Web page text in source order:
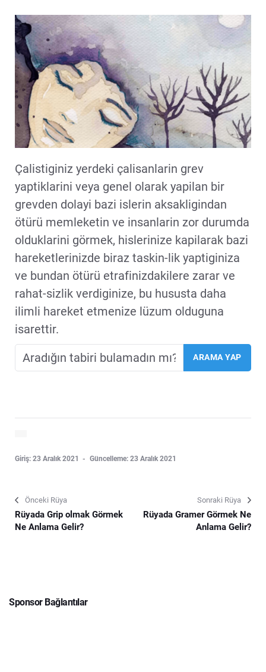
Çalistiginiz yerdeki çalisanlarin grev
yaptiklarini veya genel olarak yapilan bir
grevden dolayi bazi islerin aksakligindan
ötürü memleketin ve insanlarin zor durumda
olduklarini görmek, hislerinize kapilarak bazi
hareketlerinizde biraz taskin-lik yaptiginiza
ve bundan ötürü etrafinizdakilere zarar ve
rahat-sizlik verdiginize, bu hususta daha
ilimli hareket etmenize lüzum olduguna
isarettir.
Giriş: 23 Aralık 2021 Güncelleme: 23 Aralık 2021
Önceki Rüya
Rüyada Grip olmak Görmek
Ne Anlama Gelir?
Sonraki Rüya
Rüyada Gramer Görmek Ne
Anlama Gelir?
Sponsor Bağlantılar